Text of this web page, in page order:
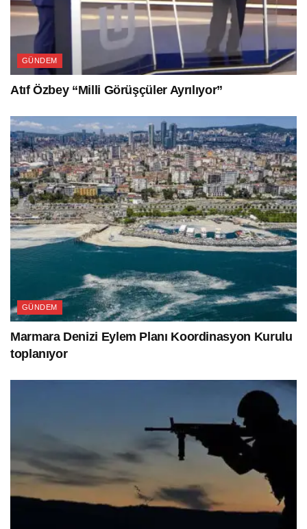
GÜNDEM
Atıf Özbey “Milli Görüşçüler Ayrılıyor”
GÜNDEM
Marmara Denizi Eylem Planı Koordinasyon Kurulu
toplanıyor